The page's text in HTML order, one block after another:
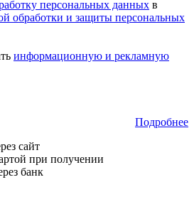
персональных данных в
обработки и защиты персональных
информационную и рекламную
Подробнее
сайт
при получении
банк